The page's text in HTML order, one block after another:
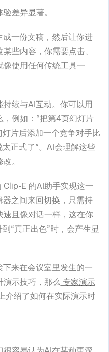
差异显著。
一份文稿，然后让你进
些内容，你需要点击、
使用任何传统工具一
续与AI互动。你可以用
例如：“把第4页幻灯片
片后添加一个竞争对手比
正式了”。AI会理解这些
。
E 的AI助手实现这一
之间来回切换，只需持
且像对话一样，这在你
“真正出色”时，会产生显
来在会议室里发生的一
演示技巧，那么 专家演示
介绍了如何在实际演示时